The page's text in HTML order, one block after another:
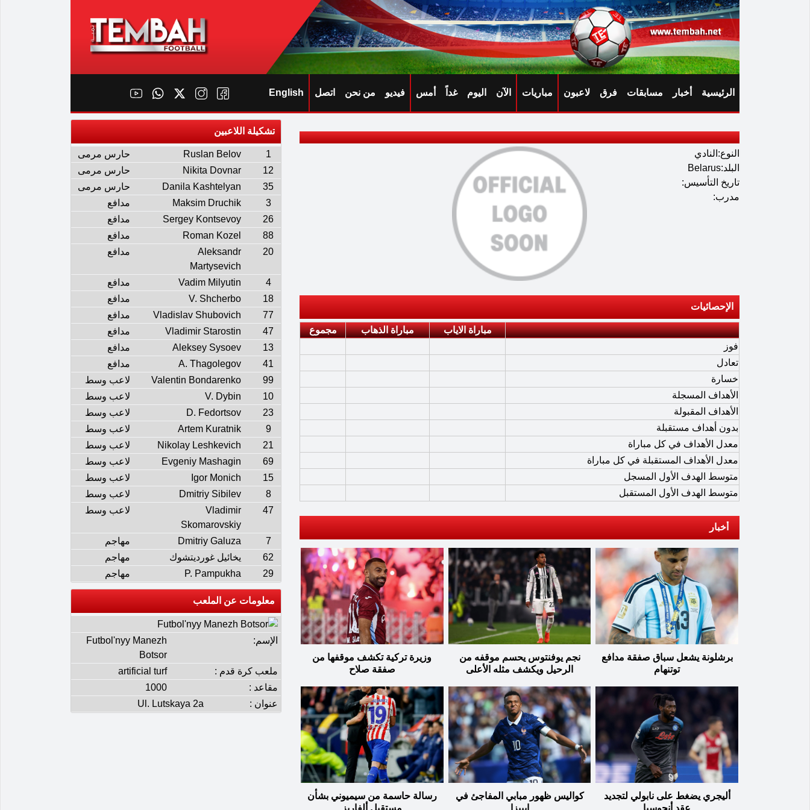
الرئيسية أخبار مسابقات فرق لاعبون مباريات الآن اليوم غداً أمس فيديو من نحن اتصل English
النوع:النادي
البلد:Belarus
تاريخ التأسيس:
مدرب:
الإحصائيات
مباراة الاياب مباراة الذهاب
مجموع
فوز
تعادل
خسارة
الأهداف المسجلة
الأهداف المقبولة
بدون أهداف مستقبلة
معدل الأهداف في كل مباراة
معدل الأهداف المستقبلة في كل مباراة
متوسط الهدف الأول المسجل
متوسط الهدف الأول المستقبل
أخبار
برشلونة يشعل سباق صفقة مدافع
توتنهام
نجم يوفنتوس يحسم موقفه من
الرحيل ويكشف مثله الأعلى
وزيرة تركية تكشف موقفها من
صفقة صلاح
أليجري يضغط على نابولي لتجديد
كواليس ظهور مبابي المفاجئ في
رسالة حاسمة من سيميوني بشأن
تشكيلة اللاعبين
1
Ruslan Belov
حارس مرمى
12
Nikita Dovnar
حارس مرمى
35
Danila Kashtelyan
حارس مرمى
3
Maksim Druchik
مدافع
26
Sergey Kontsevoy
مدافع
88
Roman Kozel
مدافع
20
Aleksandr
Martysevich
مدافع
4
Vadim Milyutin
مدافع
18
V. Shcherbo
مدافع
77
Vladislav Shubovich
مدافع
47
Vladimir Starostin
مدافع
13
Aleksey Sysoev
مدافع
41
A. Thagolegov
مدافع
99
Valentin Bondarenko
لاعب وسط
10
V. Dybin
لاعب وسط
23
D. Fedortsov
لاعب وسط
9
Artem Kuratnik
لاعب وسط
21
Nikolay Leshkevich
لاعب وسط
69
Evgeniy Mashagin
لاعب وسط
15
Igor Monich
لاعب وسط
8
Dmitriy Sibilev
لاعب وسط
47
Vladimir
Skomarovskiy
لاعب وسط
7
Dmitriy Galuza
مهاجم
62
يخائيل غورديتشوك
مهاجم
29
P. Pampukha مهاجم
معلومات عن الملعب
الإسم:
Futbol'nyy Manezh
Botsor
ملعب كرة قدم :
artificial turf
مقاعد :
1000
عنوان :
Ul. Lutskaya 2а